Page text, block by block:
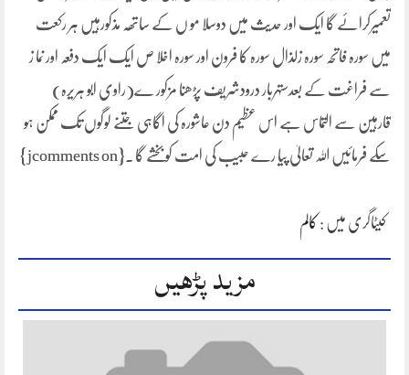
تعمیرکرائے گا ایک اور حدیث میں دوسلا مو ں کے ساتھہ مذکورہیں ہر رکعت
میں سورہ فاتحہ سورہ زلذال سورہ کا فرون اور سورہ اخلا ص ایک ایک دفعہ اور نما ز
سے فراغت کے بعدستہربار درودشریف پڑھنا مزکور ے(راوی ابو ہریرہ)
قارہین سے التماس ہے اس عظیم دن عاشورہ کی اگاہی جتنے لوگوں تک ممکن ہو
سکے فرمائیں اللہ تعالیٰ پیا رے حبیب کی امت کو بخشے گا ۔{jcomments on}
کیٹاگری میں : کالم
مزید پڑھیں